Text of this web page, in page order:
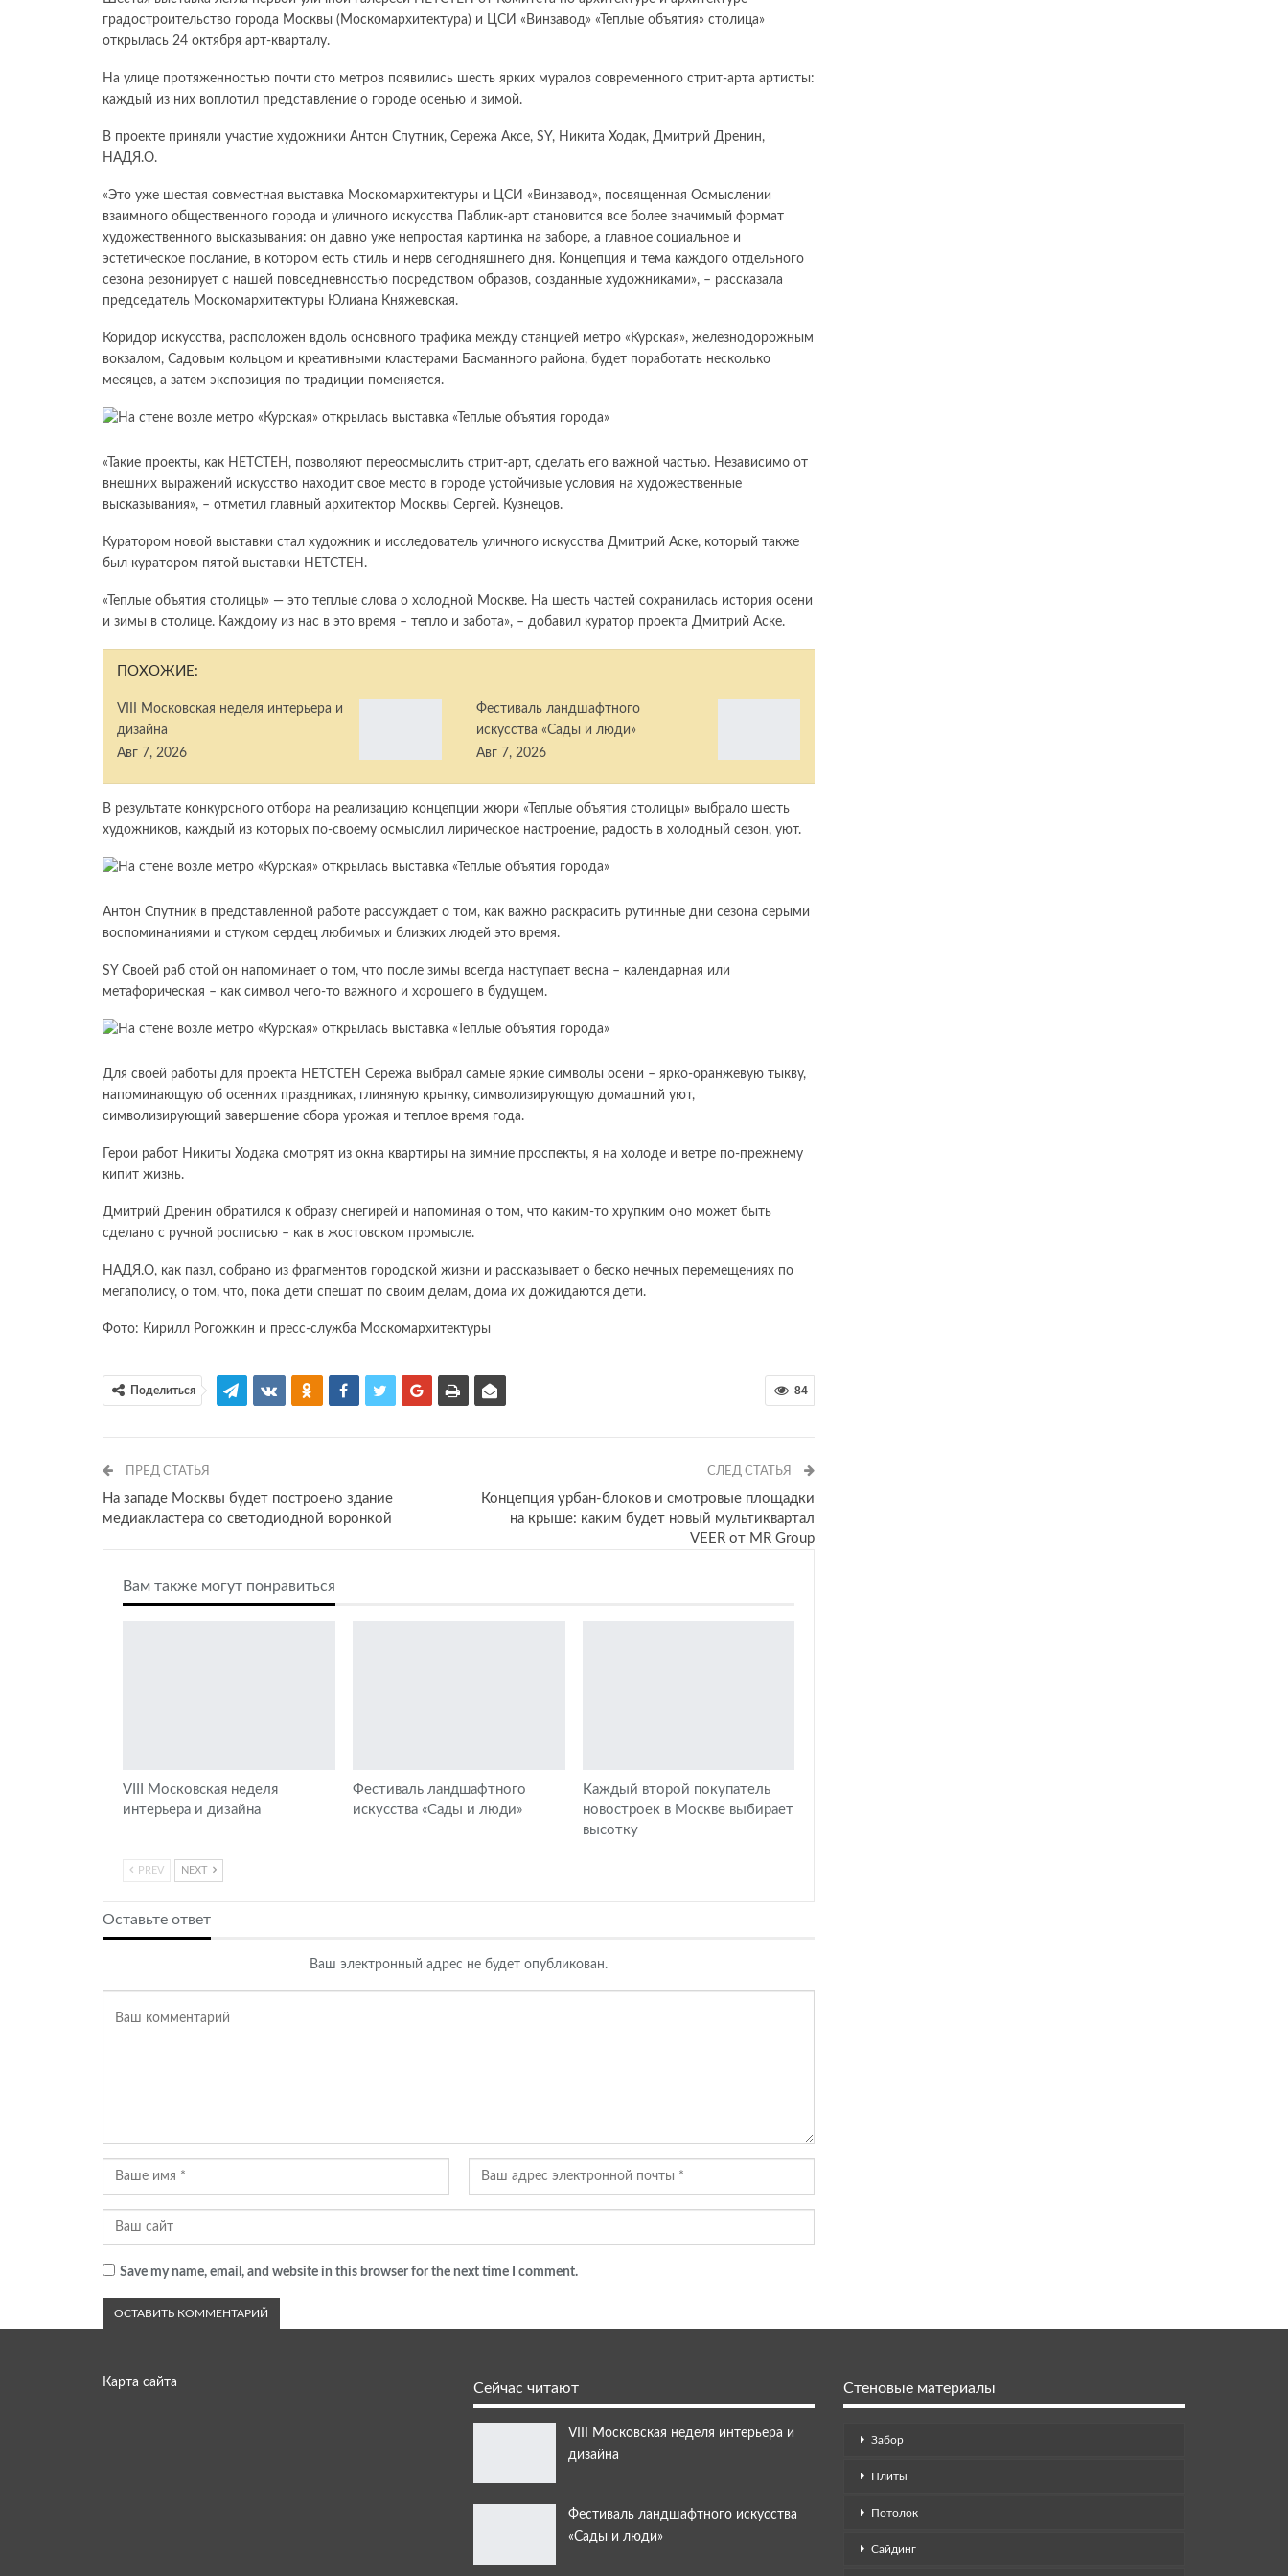
градостроительство города Москвы (Москомархитектура) и ЦСИ «Винзавод» «Теплые объятия» столица»
открылась 24 октября арт-кварталу.
На улице протяженностью почти сто метров появились шесть ярких муралов современного стрит-арта артисты:
каждый из них воплотил представление о городе осенью и зимой.
В проекте приняли участие художники Антон Спутник, Сережа Аксе, SY, Никита Ходак, Дмитрий Дренин,
НАДЯ.О.
«Это уже шестая совместная выставка Москомархитектуры и ЦСИ «Винзавод», посвященная Осмыслении
взаимного общественного города и уличного искусства Паблик-арт становится все более значимый формат
художественного высказывания: он давно уже непростая картинка на заборе, а главное социальное и
эстетическое послание, в котором есть стиль и нерв сегодняшнего дня. Концепция и тема каждого отдельного
сезона резонирует с нашей повседневностью посредством образов, созданные художниками», – рассказала
председатель Москомархитектуры Юлиана Княжевская.
Коридор искусства, расположен вдоль основного трафика между станцией метро «Курская», железнодорожным
вокзалом, Садовым кольцом и креативными кластерами Басманного района, будет поработать несколько
месяцев, а затем экспозиция по традиции поменяется.
«Такие проекты, как НЕТСТЕН, позволяют переосмыслить стрит-арт, сделать его важной частью. Независимо от
внешних выражений искусство находит свое место в городе устойчивые условия на художественные
высказывания», – отметил главный архитектор Москвы Сергей. Кузнецов.
Куратором новой выставки стал художник и исследователь уличного искусства Дмитрий Аске, который также
был куратором пятой выставки НЕТСТЕН.
«Теплые объятия столицы» — это теплые слова о холодной Москве. На шесть частей сохранилась история осени
и зимы в столице. Каждому из нас в это время – тепло и забота», – добавил куратор проекта Дмитрий Аске.
ПОХОЖИЕ:
VIII Московская неделя интерьера и
дизайна
Авг 7, 2026
Фестиваль ландшафтного
искусства «Сады и люди»
Авг 7, 2026
В результате конкурсного отбора на реализацию концепции жюри «Теплые объятия столицы» выбрало шесть
художников, каждый из которых по-своему осмыслил лирическое настроение, радость в холодный сезон, уют.
Антон Спутник в представленной работе рассуждает о том, как важно раскрасить рутинные дни сезона серыми
воспоминаниями и стуком сердец любимых и близких людей это время.
SY Своей раб отой он напоминает о том, что после зимы всегда наступает весна – календарная или
метафорическая – как символ чего-то важного и хорошего в будущем.
Для своей работы для проекта НЕТСТЕН Сережа выбрал самые яркие символы осени – ярко-оранжевую тыкву,
напоминающую об осенних праздниках, глиняную крынку, символизирующую домашний уют,
символизирующий завершение сбора урожая и теплое время года.
Герои работ Никиты Ходака смотрят из окна квартиры на зимние проспекты, я на холоде и ветре по-прежнему
кипит жизнь.
Дмитрий Дренин обратился к образу снегирей и напоминая о том, что каким-то хрупким оно может быть
сделано с ручной росписью – как в жостовском промысле.
НАДЯ.О, как пазл, собрано из фрагментов городской жизни и рассказывает о беско нечных перемещениях по
мегаполису, о том, что, пока дети спешат по своим делам, дома их дожидаются дети.
Фото: Кирилл Рогожкин и пресс-служба Москомархитектуры
84
Поделиться
ПРЕД СТАТЬЯ
На западе Москвы будет построено здание
медиакластера со светодиодной воронкой
СЛЕД СТАТЬЯ
Концепция урбан-блоков и смотровые площадки
на крыше: каким будет новый мультиквартал
VEER от MR Group
Вам также могут понравиться
VIII Московская неделя
интерьера и дизайна
Фестиваль ландшафтного
искусства «Сады и люди»
Каждый второй покупатель
новостроек в Москве выбирает
высотку
PREV NEXT
Оставьте ответ
Ваш электронный адрес не будет опубликован.
Save my name, email, and website in this browser for the next time I comment.
Карта сайта Сейчас читают
VIII Московская неделя интерьера и
дизайна
Фестиваль ландшафтного искусства
«Сады и люди»
Стеновые материалы
Забор
Плиты
Потолок
Сайдинг